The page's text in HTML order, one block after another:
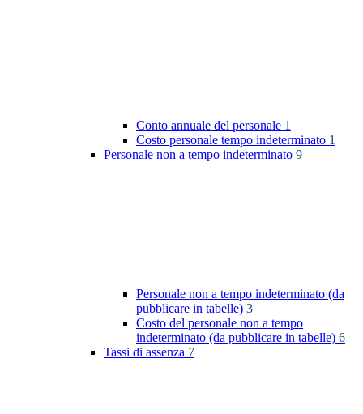
Conto annuale del personale 1
Costo personale tempo indeterminato 1
Personale non a tempo indeterminato 9
Personale non a tempo indeterminato (da
pubblicare in tabelle) 3
Costo del personale non a tempo
indeterminato (da pubblicare in tabelle) 6
Tassi di assenza 7